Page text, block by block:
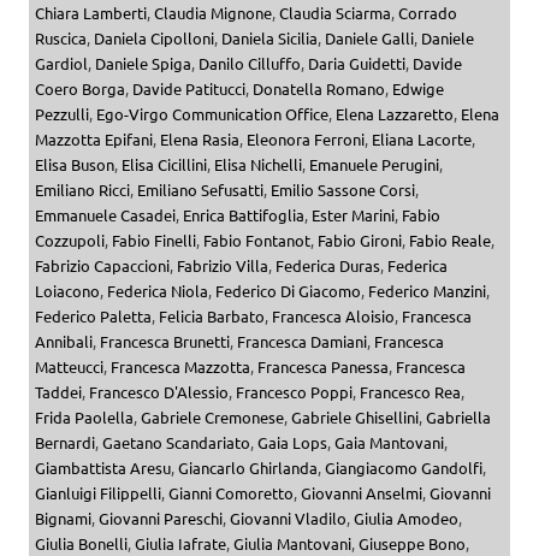
Chiara Lamberti,Claudia Mignone,Claudia Sciarma,Corrado
Ruscica, Daniela Cipolloni, Daniela Sicilia, Daniele Galli, Daniele
Gardiol, Daniele Spiga, Danilo Cilluffo, Daria Guidetti, Davide
Coero Borga, Davide Patitucci, Donatella Romano, Edwige
Pezzulli, Ego-Virgo Communication Office, Elena Lazzaretto, Elena
Mazzotta Epifani, Elena Rasia, Eleonora Ferroni, Eliana Lacorte,
Elisa Buson, Elisa Cicillini, Elisa Nichelli, Emanuele Perugini,
Emiliano Ricci, Emiliano Sefusatti, Emilio Sassone Corsi,
Emmanuele Casadei, Enrica Battifoglia, Ester Marini, Fabio
Cozzupoli, Fabio Finelli, Fabio Fontanot, Fabio Gironi, Fabio Reale,
Fabrizio Capaccioni, Fabrizio Villa, Federica Duras, Federica
Loiacono, Federica Niola, Federico Di Giacomo, Federico Manzini,
Federico Paletta, Felicia Barbato, Francesca Aloisio, Francesca
Annibali, Francesca Brunetti, Francesca Damiani, Francesca
Matteucci, Francesca Mazzotta, Francesca Panessa, Francesca
Taddei, Francesco D'Alessio, Francesco Poppi, Francesco Rea,
Frida Paolella,Gabriele Cremonese,Gabriele Ghisellini,Gabriella
Bernardi,Gaetano Scandariato,Gaia Lops,Gaia Mantovani,
Giambattista Aresu,Giancarlo Ghirlanda,Giangiacomo Gandolfi,
Gianluigi Filippelli,Gianni Comoretto,Giovanni Anselmi,Giovanni
Bignami,Giovanni Pareschi,Giovanni Vladilo,Giulia Amodeo,
Giulia Bonelli,Giulia Iafrate,Giulia Mantovani,Giuseppe Bono,